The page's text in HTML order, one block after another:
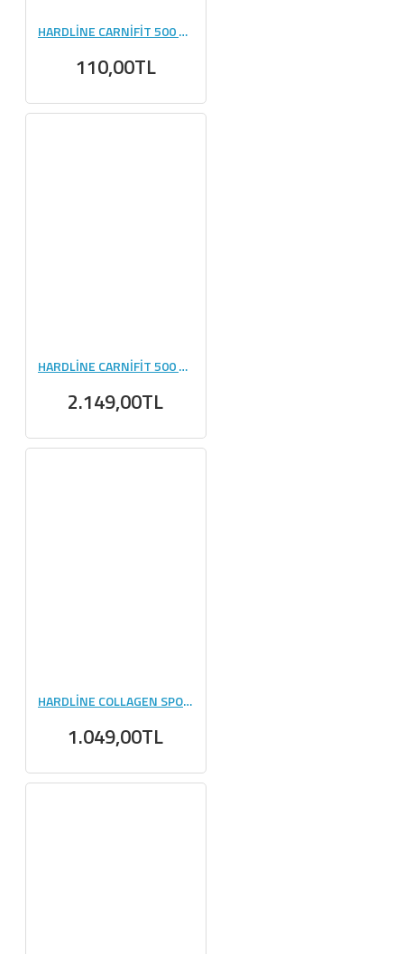
HARDLİNE CARNİFİT 500 ML - 1 ADET
110,00TL
HARDLİNE CARNİFİT 500 ML - 24 ADET
2.149,00TL
HARDLİNE COLLAGEN SPORTS 320 GR
1.049,00TL